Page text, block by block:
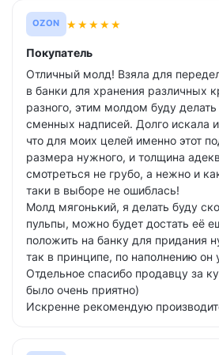
OZON ★★★★★
Покупатель
Отличный молд! Взяла для
в банки для хранения различных
разного, этим молдом буду
сменных надписей. Долго искала
что для моих целей именно этот
размера нужного, и толщина
смотреться не грубо, а нежно и
таки в выборе не ошиблась!
Молд мягонький, я делать буду
пульпы, можно будет достать её
положить на банку для придания
так в принципе, по наполнению он
Отдельное спасибо продавцу за
было очень приятно)
Искренне рекомендую